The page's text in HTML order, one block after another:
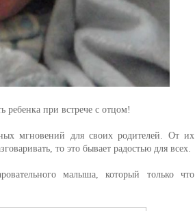
ребенка при встрече с отцом!
мгновений для своих родителей. От их
то это бывает радостью для всех.
малыша, который только что